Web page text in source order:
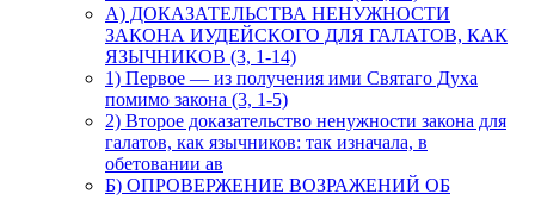
А) ДОКАЗАТЕЛЬСТВА НЕНУЖНОСТИ
ЗАКОНА ИУДЕЙСКОГО ДЛЯ ГАЛАТОВ, КАК
ЯЗЫЧНИКОВ (3, 1-14)
1) Первое — из получения ими Святаго Духа
помимо закона (3, 1-5)
2) Второе доказательство ненужности закона для
галатов, как язычников: так изначала, в
обетовании ав
Б) ОПРОВЕРЖЕНИЕ ВОЗРАЖЕНИЙ ОБ